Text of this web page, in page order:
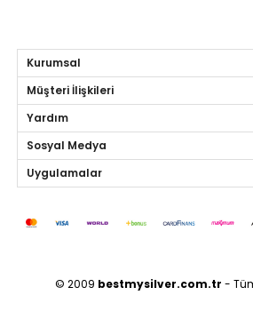
Kurumsal
Müşteri İlişkileri
Yardım
Sosyal Medya
Uygulamalar
© 2009 bestmysilver.com.tr -